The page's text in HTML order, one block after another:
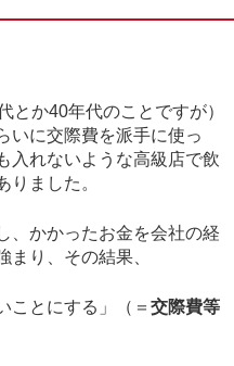
か40年代のことですが）
いに交際費を派手に使っ
入れないような高級店で飲
りました。
かかったお金を会社の経
まり、その結果、
ことにする」（＝ 交際費等